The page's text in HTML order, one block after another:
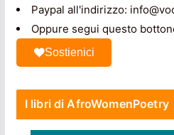
Paypal all'indirizzo:
Oppure segui questo
Sostienici
I libri di AfroWomenPoetry